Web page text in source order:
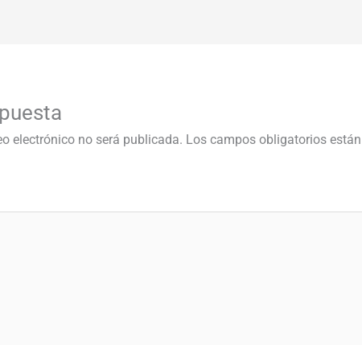
electrónico no será publicada. Los campos obligatorios están